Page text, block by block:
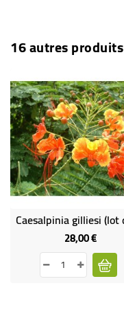
16 autres produits
28,00 €Prix